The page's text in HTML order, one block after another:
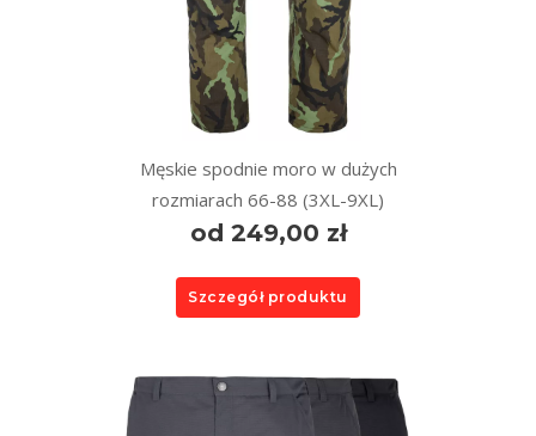
Męskie spodnie moro w dużych
rozmiarach 66-88 (3XL-9XL)
od 249,00 zł
Szczegół produktu